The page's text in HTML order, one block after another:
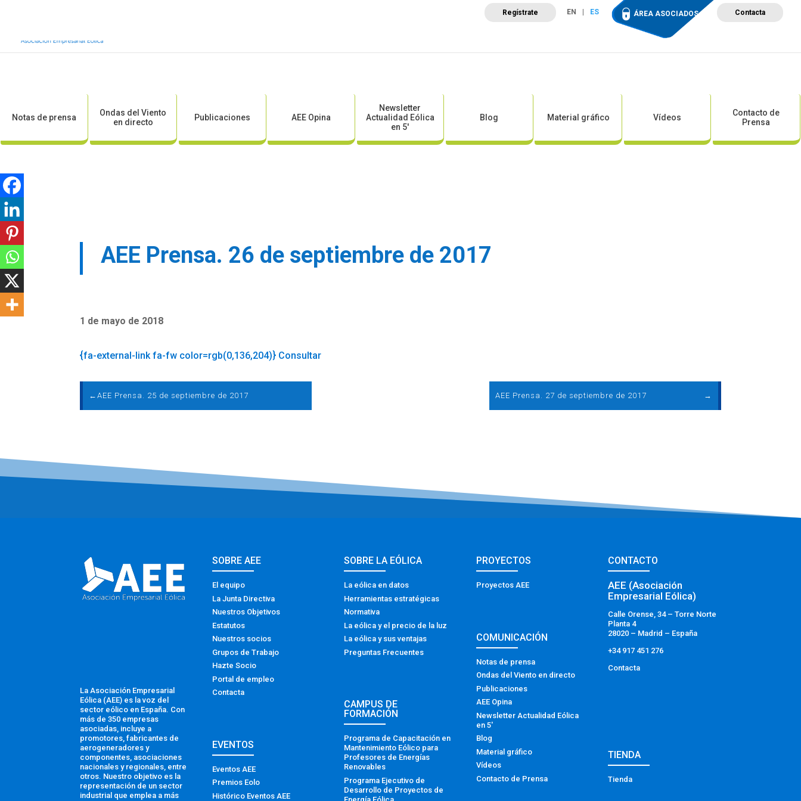
Regístrate EN ES ÁREA ASOCIADOS Contacta
Campus de Formación
Notas de prensa
Ondas del Viento
en directo
Publicaciones AEE Opina
Newsletter
Actualidad Eólica
en 5′
Blog Material gráfico Vídeos
Contacto de
Prensa
AEE Prensa. 26 de septiembre de 2017
1 de mayo de 2018
{fa-external-link fa-fw color=rgb(0,136,204)} Consultar
←AEE Prensa. 25 de septiembre de 2017 AEE Prensa. 27 de septiembre de 2017 →
La Asociación Empresarial
Eólica (AEE) es la voz del
sector eólico en España. Con
más de 350 empresas
asociadas, incluye a
promotores, fabricantes de
aerogeneradores y
componentes, asociaciones
nacionales y regionales, entre
otros. Nuestro objetivo es la
representación de un sector
industrial que emplea a más
SOBRE AEE
El equipo
La Junta Directiva
Nuestros Objetivos
Estatutos
Nuestros socios
Grupos de Trabajo
Hazte Socio
Portal de empleo
Contacta
EVENTOS
Eventos AEE
Premios Eolo
Histórico Eventos AEE
SOBRE LA EÓLICA
La eólica en datos
Herramientas estratégicas
Normativa
La eólica y el precio de la luz
La eólica y sus ventajas
Preguntas Frecuentes
CAMPUS DE
FORMACIÓN
Programa de Capacitación en
Mantenimiento Eólico para
Profesores de Energías
Renovables
Programa Ejecutivo de
Desarrollo de Proyectos de
PROYECTOS
Proyectos AEE
COMUNICACIÓN
Notas de prensa
Ondas del Viento en directo
Publicaciones
AEE Opina
Newsletter Actualidad Eólica
en 5′
Blog
Material gráfico
Vídeos
Contacto de Prensa
CONTACTO
AEE (Asociación
Empresarial Eólica)
Calle Orense, 34 – Torre Norte
Planta 4
28020 – Madrid – España
+34 917 451 276
Contacta
TIENDA
Tienda